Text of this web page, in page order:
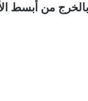
من أبسط